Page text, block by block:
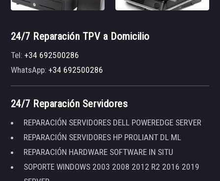
24/7 Reparación TPV a Domicilio
Tel:+34 692500286
WhatsApp:+34 692500286
24/7 Reparación Servidores
REPARACIÓN SERVIDORES DELL POWEREDGE SERVER
REPARACIÓN SERVIDORES HP PROLIANT DL ML
REPARACIÓN HARDWARE SOFTWARE IN SITU
SOPORTE WINDOWS 2003 2008 2012 R2 2016 2019